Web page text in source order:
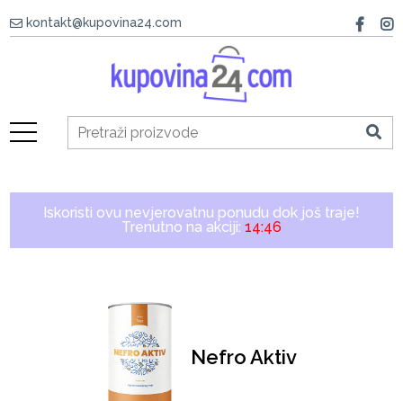
kontakt@kupovina24.com
Iskoristi ovu nevjerovatnu ponudu dok još traje!
Trenutno na akciji: 14:46
Nefro Aktiv